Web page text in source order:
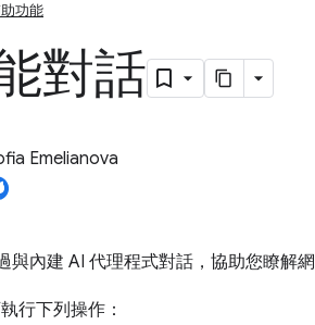
功能
對話
Emelianova
與內建 AI 代理程式對話，協助您瞭解網
行下列操作：